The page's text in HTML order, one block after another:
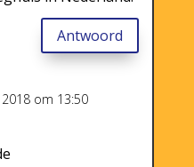
Antwoord
om 13:50